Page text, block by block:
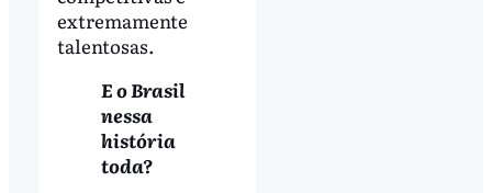
extremamente
talentosas.
E o Brasil
nessa
história
toda?